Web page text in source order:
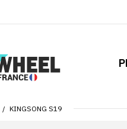
KINGSONG S19